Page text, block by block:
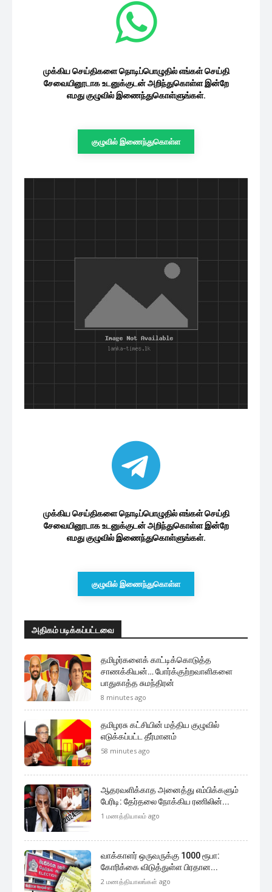
முக்கிய செய்திகளை நொடிப்பொழுதில் எங்கள் செய்தி
சேவையினூடாக உடனுக்குடன் அறிந்துகொள்ள இன்றே
எமது குழுவில் இணைந்துகொள்ளுங்கள்.
குழுவில் இணைந்துகொள்ள
முக்கிய செய்திகளை நொடிப்பொழுதில் எங்கள் செய்தி
சேவையினூடாக உடனுக்குடன் அறிந்துகொள்ள இன்றே
எமது குழுவில் இணைந்துகொள்ளுங்கள்.
குழுவில் இணைந்துகொள்ள
அதிகம் படிக்கப்பட்டவை
தமிழர்களைக் காட்டிக்கொடுத்த
சாணக்கியன்… போர்க்குற்றவாளிகளை
பாதுகாத்த சுமந்திரன்
8 minutes ago
தமிழரசு கட்சியின் மத்திய குழுவில்
எடுக்கப்பட்ட தீர்மானம்
58 minutes ago
ஆதரவளிக்காத அனைத்து எம்பிக்களும்
பேரிடி: தேர்தலை நோக்கிய ரணிலின்...
1 மணத்தியாலம் ago
வாக்காளர் ஒருவருக்கு 1000 ரூபா:
கோரிக்கை விடுத்துள்ள பிரதான...
2 மணத்தியாலங்கள் ago